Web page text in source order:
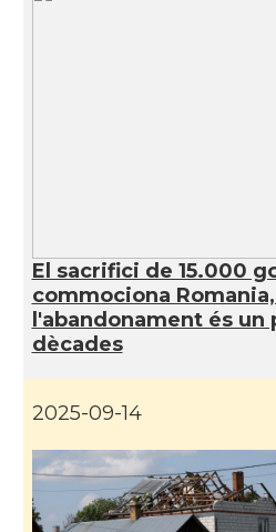
El sacrifici de 15.000
commociona
l'abandonament és un
dècades
2025-09-14